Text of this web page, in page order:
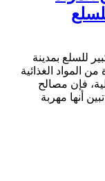
للسلع بمدينة
المواد الغذائية
فإن مصالح
أنها مهربة